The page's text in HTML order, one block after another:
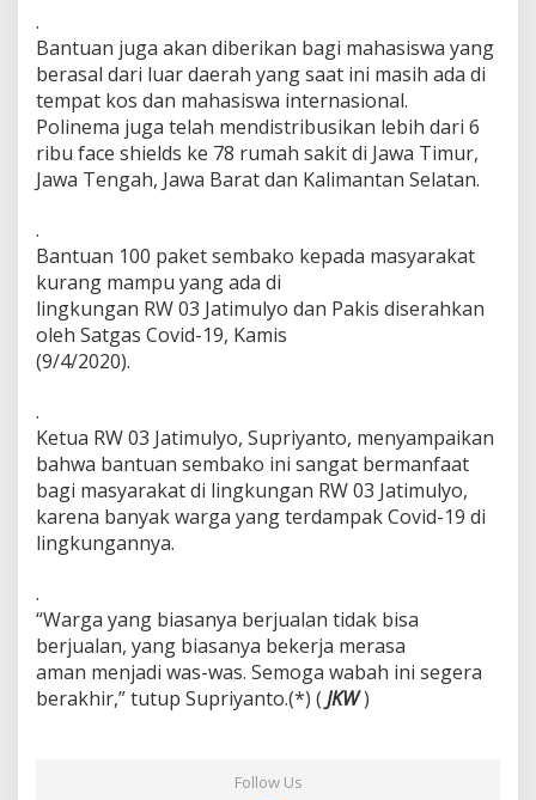
C
o
i
d
-
1
.
Bantuan juga akan diberikan bagi mahasiswa yang
berasal dari luar daerah yang saat ini masih ada di
tempat kos dan mahasiswa internasional.
Polinema juga telah mendistribusikan lebih dari 6
ribu face shields ke 78 rumah sakit di Jawa Timur,
Jawa Tengah, Jawa Barat dan Kalimantan Selatan.
.
Bantuan 100 paket sembako kepada masyarakat
kurang mampu yang ada di
lingkungan RW 03 Jatimulyo dan Pakis diserahkan
oleh Satgas Covid-19, Kamis
(9/4/2020).
.
Ketua RW 03 Jatimulyo, Supriyanto, menyampaikan
bahwa bantuan sembako ini sangat bermanfaat
bagi masyarakat di lingkungan RW 03 Jatimulyo,
karena banyak warga yang terdampak Covid-19 di
lingkungannya.
.
“Warga yang biasanya berjualan tidak bisa
berjualan, yang biasanya bekerja merasa
aman menjadi was-was. Semoga wabah ini segera
berakhir,” tutup Supriyanto.(*) ( JKW)
Follow Us